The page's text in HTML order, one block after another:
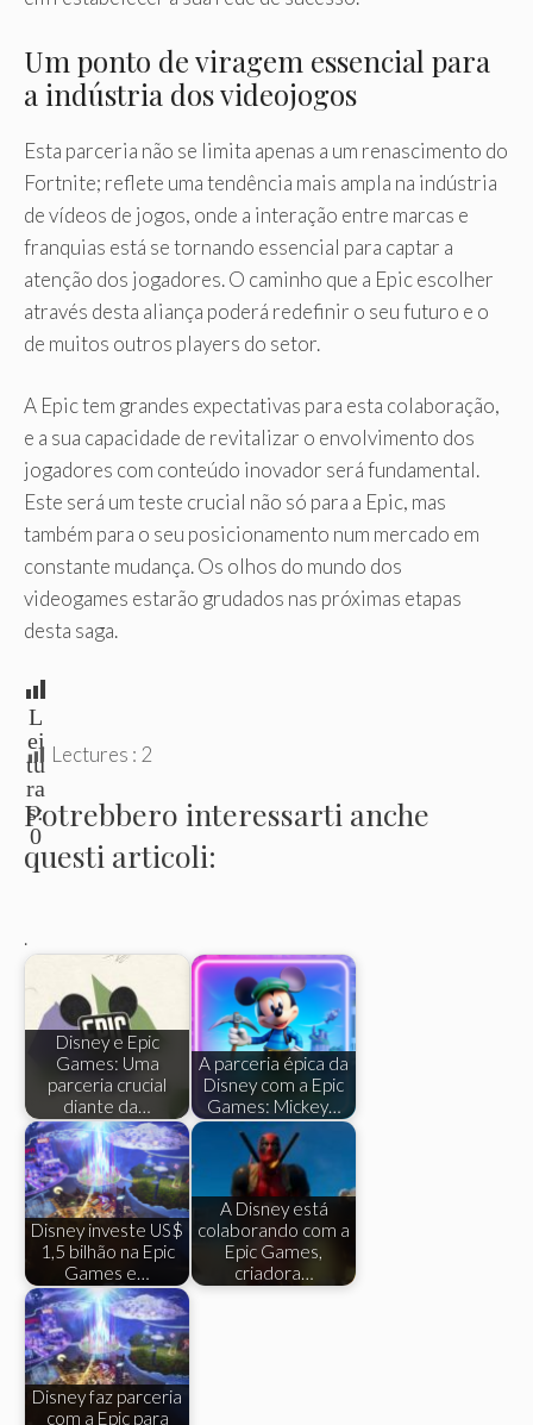
Um ponto de viragem essencial para
a indústria dos videojogos
Esta parceria não se limita apenas a um renascimento do
Fortnite; reflete uma tendência mais ampla na indústria
de vídeos de jogos, onde a interação entre marcas e
franquias está se tornando essencial para captar a
atenção dos jogadores. O caminho que a Epic escolher
através desta aliança poderá redefinir o seu futuro e o
de muitos outros players do setor.
A Epic tem grandes expectativas para esta colaboração,
e a sua capacidade de revitalizar o envolvimento dos
jogadores com conteúdo inovador será fundamental.
Este será um teste crucial não só para a Epic, mas
também para o seu posicionamento num mercado em
constante mudança. Os olhos do mundo dos
videogames estarão grudados nas próximas etapas
desta saga.
L
ei
tu
ra
s:
0
Lectures : 2
Potrebbero interessarti anche
questi articoli:
.
Disney e Epic
Games: Uma
parceria crucial
diante da…
A parceria épica da
Disney com a Epic
Games: Mickey…
Disney investe US$
1,5 bilhão na Epic
Games e…
A Disney está
colaborando com a
Epic Games,
criadora…
Disney faz parceria
com a Epic para